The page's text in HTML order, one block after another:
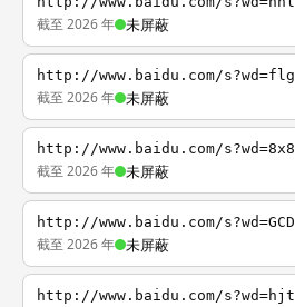
截至 2026 年 未屏蔽
http://www.baidu.com/s?wd=flg
截至 2026 年 未屏蔽
http://www.baidu.com/s?wd=8x8
截至 2026 年 未屏蔽
http://www.baidu.com/s?wd=GCD
截至 2026 年 未屏蔽
http://www.baidu.com/s?wd=hjt